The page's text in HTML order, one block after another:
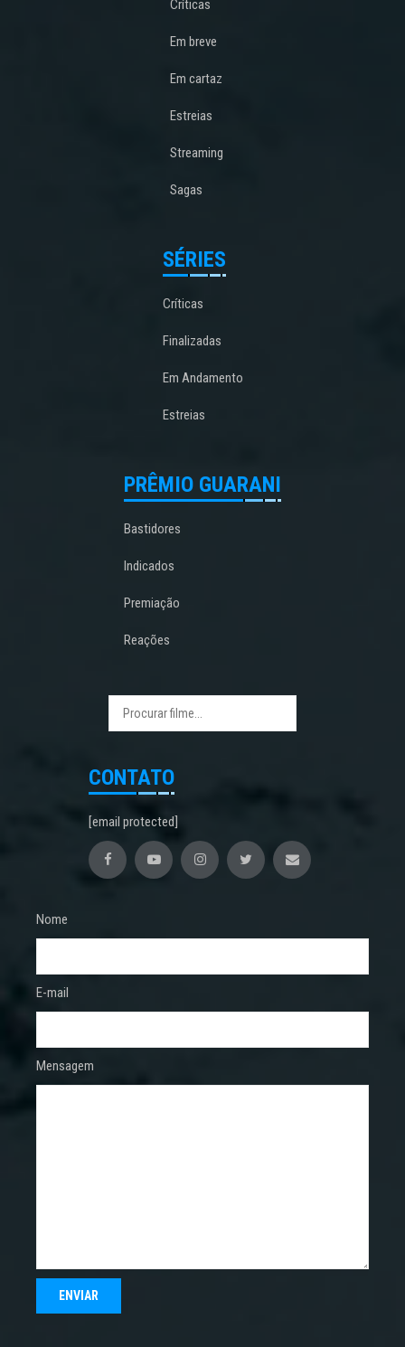
Críticas
Em breve
Em cartaz
Estreias
Streaming
Sagas
SÉRIES
Críticas
Finalizadas
Em Andamento
Estreias
PRÊMIO GUARANI
Bastidores
Indicados
Premiação
Reações
CONTATO
[email protected]
Nome
E-mail
Mensagem